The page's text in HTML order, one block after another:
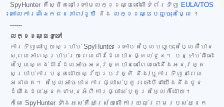
SpyHunter គឺស្ថិតនៅក្រោមលក្ខខណ្ឌនៅលើទំព័រទិញ EULA/TOS
គោលការណ៍ឯកជនភាព/ខូឃី
និង លក្ខខណ្ឌបញ្ចុះតម្លៃ ។
------
លក្ខខណ្ឌទូទៅ
ការទិញណាមួយសម្រាប់ SpyHunter ក្រោមតម្លៃបញ្ចុះតម្លៃគឺមាន
សុពលភាពសម្រាប់រយៈពេលជាវដែលបានផ្តល់ជូន។ បន្ទាប់ពីនោះ
តម្លៃស្តង់ដារដែលអាចអនុវត្តបាននៅពេលនោះនឹងអនុវត្ត
សម្រាប់ការបន្តដោយស្វ័យប្រវត្តិ និង/ឬការទិញនាពេល
អនាគត។ តម្លៃអាចមានការផ្លាស់ប្តូរ ទោះបីជាយើងនឹងជូន
ដំណឹងដល់អ្នកជាមុនអំពីការផ្លាស់ប្តូរតម្លៃក៏ដោយ។
កំណែ SpyHunter ទាំងអស់គឺអាស្រ័យលើការយល់ព្រមរបស់អ្នក